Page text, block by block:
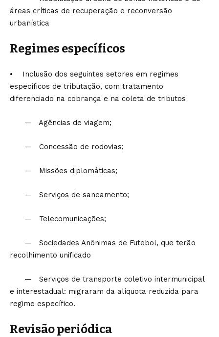
áreas críticas de recuperação e reconversão
urbanística
Regimes específicos
• Inclusão dos seguintes setores em regimes
específicos de tributação, com tratamento
diferenciado na cobrança e na coleta de tributos
— Agências de viagem;
— Concessão de rodovias;
— Missões diplomáticas;
— Serviços de saneamento;
— Telecomunicações;
— Sociedades Anônimas de Futebol, que terão
recolhimento unificado
— Serviços de transporte coletivo intermunicipal
e interestadual: migraram da alíquota reduzida para
regime específico.
Revisão periódica